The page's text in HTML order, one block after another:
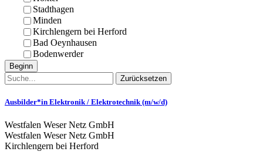
Stadthagen
Minden
Kirchlengern bei Herford
Bad Oeynhausen
Bodenwerder
Beginn
Zurücksetzen
Ausbilder*in Elektronik / Elektrotechnik (m/w/d)
Westfalen Weser Netz GmbH
Westfalen Weser Netz GmbH
Kirchlengern bei Herford